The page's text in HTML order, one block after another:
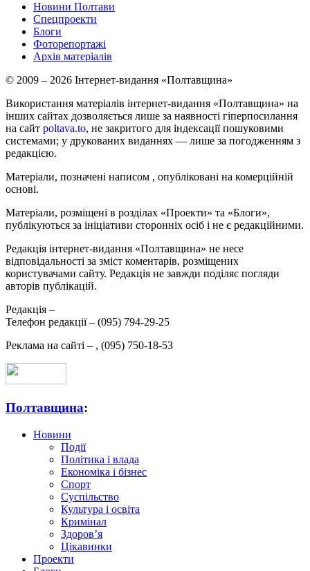
Новини Полтави
Спецпроекти
Блоги
Фоторепортажі
Архів матеріалів
© 2009 – 2026 Інтернет-видання «Полтавщина»
Використання матеріалів інтернет-видання «Полтавщина» на
інших сайтах дозволяється лише за наявності гіперпосилання
на сайт poltava.to, не закритого для індексації пошуковими
системами; у друкованих виданнях — лише за погодженням з
редакцією.
Матеріали, позначені написом , опубліковані на комерційній
основі.
Матеріали, розміщені в розділах «Проекти» та «Блоги»,
публікуються за ініціативи сторонніх осіб і не є редакційними.
Редакція інтернет-видання «Полтавщина» не несе
відповідальності за зміст коментарів, розміщених
користувачами сайту. Редакція не завжди поділяє погляди
авторів публікацій.
Редакція –
Телефон редакції – (095) 794-29-25
Реклама на сайті – , (095) 750-18-53
Полтавщина:
Новини
Події
Політика і влада
Економіка і бізнес
Спорт
Суспільство
Культура і освіта
Кримінал
Здоров’я
Цікавинки
Проекти